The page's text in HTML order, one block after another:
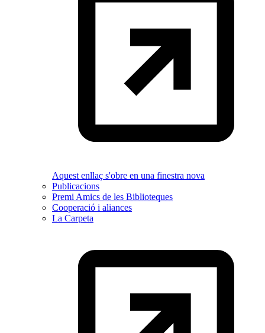
Aquest enllaç s'obre en una finestra nova
Publicacions
Premi Amics de les Biblioteques
Cooperació i aliances
La Carpeta